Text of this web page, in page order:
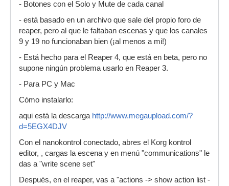
- Botones con el Solo y Mute de cada canal
- está basado en un archivo que sale del propio foro de
reaper, pero al que le faltaban escenas y que los canales
9 y 19 no funcionaban bien (¡al menos a mi!)
- Está hecho para el Reaper 4, que está en beta, pero no
supone ningún problema usarlo en Reaper 3.
- Para PC y Mac
Cómo instalarlo:
aqui está la descarga http://www.megaupload.com/?
d=5EGX4DJV
Con el nanokontrol conectado, abres el Korg kontrol
editor, , cargas la escena y en menú "communications" le
das a "write scene set"
Después, en el reaper, vas a "actions -> show action list -